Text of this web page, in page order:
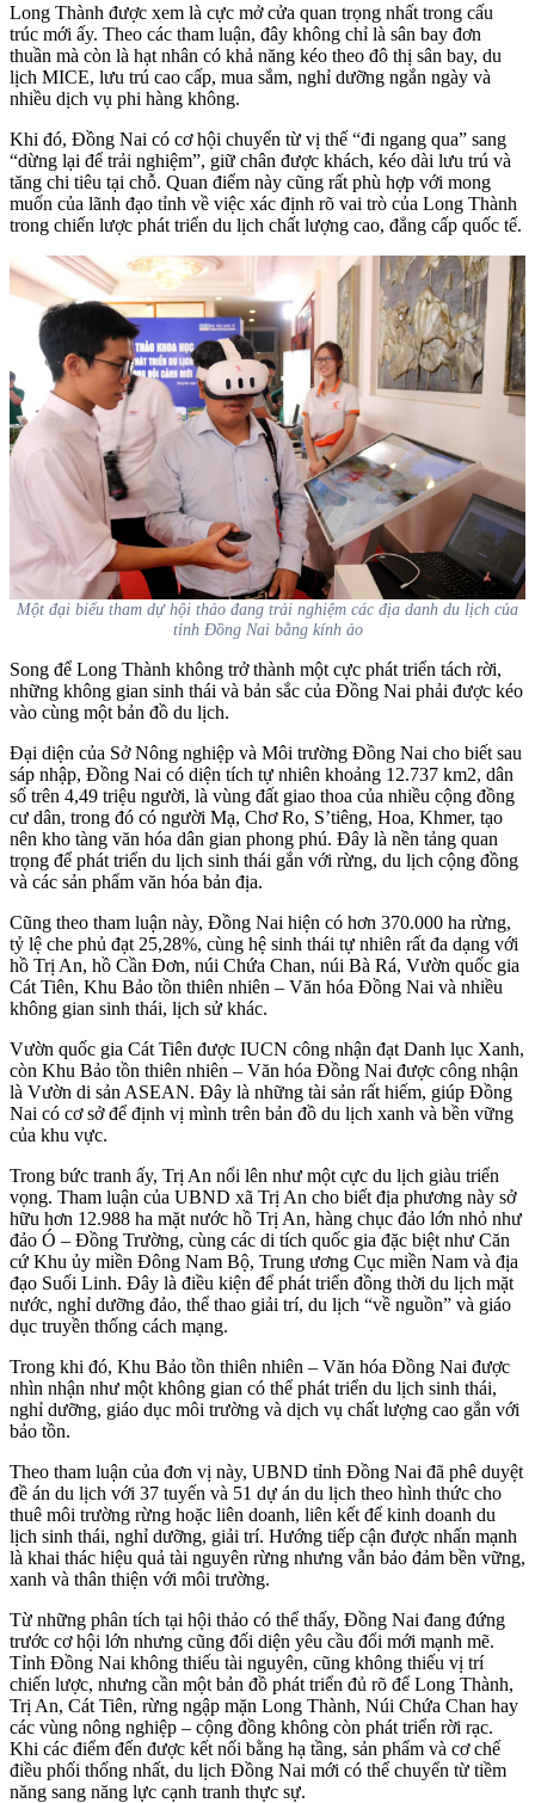
Long Thành được xem là cực mở cửa quan trọng nhất trong cấu
trúc mới ấy. Theo các tham luận, đây không chỉ là sân bay đơn
thuần mà còn là hạt nhân có khả năng kéo theo đô thị sân bay, du
lịch MICE, lưu trú cao cấp, mua sắm, nghỉ dưỡng ngắn ngày và
nhiều dịch vụ phi hàng không.
Khi đó, Đồng Nai có cơ hội chuyển từ vị thế “đi ngang qua” sang
“dừng lại để trải nghiệm”, giữ chân được khách, kéo dài lưu trú và
tăng chi tiêu tại chỗ. Quan điểm này cũng rất phù hợp với mong
muốn của lãnh đạo tỉnh về việc xác định rõ vai trò của Long Thành
trong chiến lược phát triển du lịch chất lượng cao, đẳng cấp quốc tế.
Một đại biểu tham dự hội thảo đang trải nghiệm các địa danh du lịch của
tỉnh Đồng Nai bằng kính ảo
Song để Long Thành không trở thành một cực phát triển tách rời,
những không gian sinh thái và bản sắc của Đồng Nai phải được kéo
vào cùng một bản đồ du lịch.
Đại diện của Sở Nông nghiệp và Môi trường Đồng Nai cho biết sau
sáp nhập, Đồng Nai có diện tích tự nhiên khoảng 12.737 km2, dân
số trên 4,49 triệu người, là vùng đất giao thoa của nhiều cộng đồng
cư dân, trong đó có người Mạ, Chơ Ro, S’tiêng, Hoa, Khmer, tạo
nên kho tàng văn hóa dân gian phong phú. Đây là nền tảng quan
trọng để phát triển du lịch sinh thái gắn với rừng, du lịch cộng đồng
và các sản phẩm văn hóa bản địa.
Cũng theo tham luận này, Đồng Nai hiện có hơn 370.000 ha rừng,
tỷ lệ che phủ đạt 25,28%, cùng hệ sinh thái tự nhiên rất đa dạng với
hồ Trị An, hồ Cần Đơn, núi Chứa Chan, núi Bà Rá, Vườn quốc gia
Cát Tiên, Khu Bảo tồn thiên nhiên – Văn hóa Đồng Nai và nhiều
không gian sinh thái, lịch sử khác.
Vườn quốc gia Cát Tiên được IUCN công nhận đạt Danh lục Xanh,
còn Khu Bảo tồn thiên nhiên – Văn hóa Đồng Nai được công nhận
là Vườn di sản ASEAN. Đây là những tài sản rất hiếm, giúp Đồng
Nai có cơ sở để định vị mình trên bản đồ du lịch xanh và bền vững
của khu vực.
Trong bức tranh ấy, Trị An nổi lên như một cực du lịch giàu triển
vọng. Tham luận của UBND xã Trị An cho biết địa phương này sở
hữu hơn 12.988 ha mặt nước hồ Trị An, hàng chục đảo lớn nhỏ như
đảo Ó – Đồng Trường, cùng các di tích quốc gia đặc biệt như Căn
cứ Khu ủy miền Đông Nam Bộ, Trung ương Cục miền Nam và địa
đạo Suối Linh. Đây là điều kiện để phát triển đồng thời du lịch mặt
nước, nghỉ dưỡng đảo, thể thao giải trí, du lịch “về nguồn” và giáo
dục truyền thống cách mạng.
Trong khi đó, Khu Bảo tồn thiên nhiên – Văn hóa Đồng Nai được
nhìn nhận như một không gian có thể phát triển du lịch sinh thái,
nghỉ dưỡng, giáo dục môi trường và dịch vụ chất lượng cao gắn với
bảo tồn.
Theo tham luận của đơn vị này, UBND tỉnh Đồng Nai đã phê duyệt
đề án du lịch với 37 tuyến và 51 dự án du lịch theo hình thức cho
thuê môi trường rừng hoặc liên doanh, liên kết để kinh doanh du
lịch sinh thái, nghỉ dưỡng, giải trí. Hướng tiếp cận được nhấn mạnh
là khai thác hiệu quả tài nguyên rừng nhưng vẫn bảo đảm bền vững,
xanh và thân thiện với môi trường.
Từ những phân tích tại hội thảo có thể thấy, Đồng Nai đang đứng
trước cơ hội lớn nhưng cũng đối diện yêu cầu đổi mới mạnh mẽ.
Tỉnh Đồng Nai không thiếu tài nguyên, cũng không thiếu vị trí
chiến lược, nhưng cần một bản đồ phát triển đủ rõ để Long Thành,
Trị An, Cát Tiên, rừng ngập mặn Long Thành, Núi Chứa Chan hay
các vùng nông nghiệp – cộng đồng không còn phát triển rời rạc.
Khi các điểm đến được kết nối bằng hạ tầng, sản phẩm và cơ chế
điều phối thống nhất, du lịch Đồng Nai mới có thể chuyển từ tiềm
năng sang năng lực cạnh tranh thực sự.